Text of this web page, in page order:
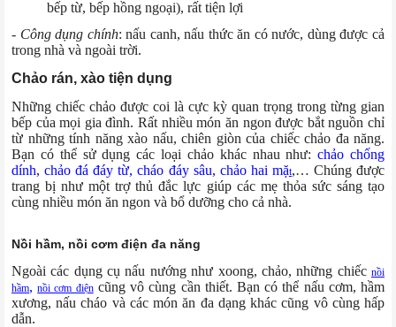
bếp từ, bếp hồng ngoại), rất tiện lợi
- Công dụng chính: nấu canh, nấu thức ăn có nước, dùng được cả
trong nhà và ngoài trời.
Chảo rán, xào tiện dụng
Những chiếc chảo được coi là cực kỳ quan trọng trong từng gian
bếp của mọi gia đình. Rất nhiều món ăn ngon được bắt nguồn chỉ
từ những tính năng xào nấu, chiên giòn của chiếc chảo đa năng.
Bạn có thể sử dụng các loại chảo khác nhau như:chảo chống
dính, chảo đá đáy từ, cháo đáy sâu, chảo hai mặt,… Chúng được
trang bị như một trợ thủ đắc lực giúp các mẹ thỏa sức sáng tạo
cùng nhiều món ăn ngon và bổ dưỡng cho cả nhà.
Nồi hầm, nồi cơm điện đa năng
Ngoài các dụng cụ nấu nướng như xoong, chảo, những chiếc nồi
hầm,nồi cơm điệncũng vô cùng cần thiết. Bạn có thể nấu cơm, hầm
xương, nấu cháo và các món ăn đa dạng khác cũng vô cùng hấp
dẫn.